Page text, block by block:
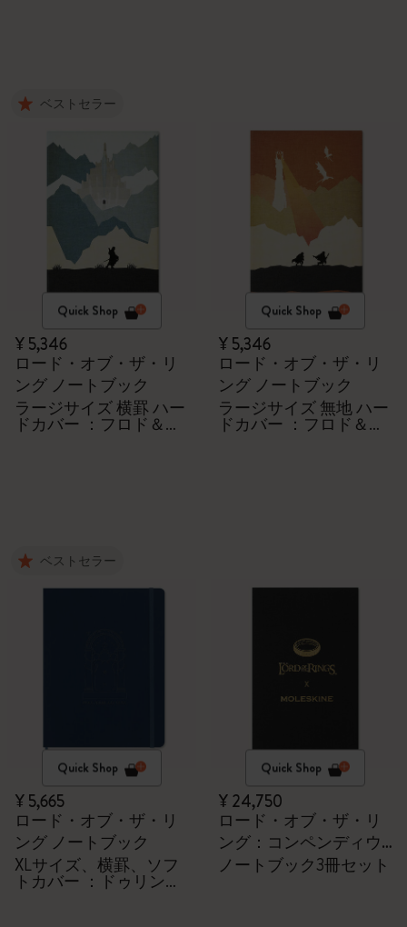
ベストセラー
Quick Shop
¥ 5,346
ロード・オブ・ザ・リ
ング ノートブック
ラージサイズ 横罫 ハー
ドカバー ：フロド＆サ
Quick Shop
¥ 5,346
ロード・オブ・ザ・リ
ング ノートブック
ラージサイズ 無地 ハー
ドカバー ：フロド＆サ
ベストセラー
Quick Shop
¥ 5,665
ロード・オブ・ザ・リ
ング ノートブック
XLサイズ、横罫、ソフ
トカバー ：ドゥリンの
Quick Shop
¥ 24,750
ロード・オブ・ザ・リ
ング：コンペンディウ
ム・ボックス
ノートブック3冊セット